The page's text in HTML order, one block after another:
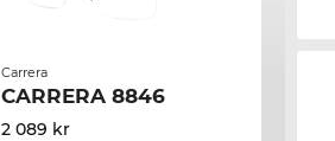
Carrera
CARRERA 8846
2 089 kr